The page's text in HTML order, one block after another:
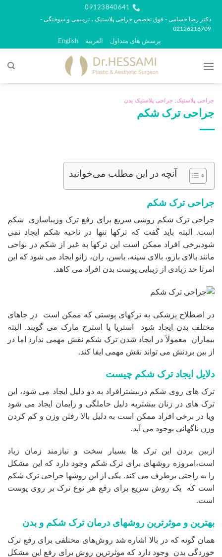
محتوا
09123840641
دکتر رضا حسامی - فوق تخصص جراحی پلاستیک ، ترمیمی و سوختگی -
02126216709
پرسش های متداول العربية English
جراحی پلاستیک جراحی پلاستیک بدن
جراحی ترک شکم
آنچه در این مطلب می‌خوانید
جراحی ترک شکم
جراحی ترک شکم روشی سریع برای رفع ترک وزیباسازی شکم
است. البته باید گفت که ترکها تنها در ناحیه شکم ایجاد نمی
شودبرخی افراد ممکن است این ترکها به غیر از شکم در نواحی
مانند بالای بازو، بالای سینه، باسن، ران، زانو ایجاد می شود که این
امرتا حد زیادی از زیبایی پوست بدن افراد می کاهد.
در اصطلاح پزشکی به ترکهای پوستی که ممکن است در جاهای
مختلف بدن ایجاد شود استریا یا استرچ مارک می گویند. البته
بیماران معمولاً در ایجاد شدن ترک شکم نقش مهمی ندارد اما در
از بین بردنش می تواند نقش مهمی ایفا کند.
دلایل ایجاد ترک شکم چیست
ترک های روی شکم دربیشترافراد به دو دلیل ایجاد می شود، این
ترک های در زنان بیشتربه دلیل حاملگی و زایمان ایجاد می شود
ویا در برخی افراد ممکن است به دلیل بالا رفتن وزن و کم کردن
وزن ناگهانی بوجود می آید.
ازبین بردن این ترک ها بسیار سخت و نیازمند زمان زیاد
است،امروزه روشهای برای ترک شکم وجود دارد که این مشکل
را به راحتی برطرف می کند. یکی از این روشها جراحی ترک شکم
است که یک روش سریع برای رفع هر نوع ترک بر روی پوست
است.
بهترین و موثرترین روشهای درمان ترک شکم و بدن
همان گونه که در بالا اشاره شد روش‌های مختلفی برای رفع ترک
خوردگی بدن وجود دارد که موثرترین روش برای رفع این مشکل